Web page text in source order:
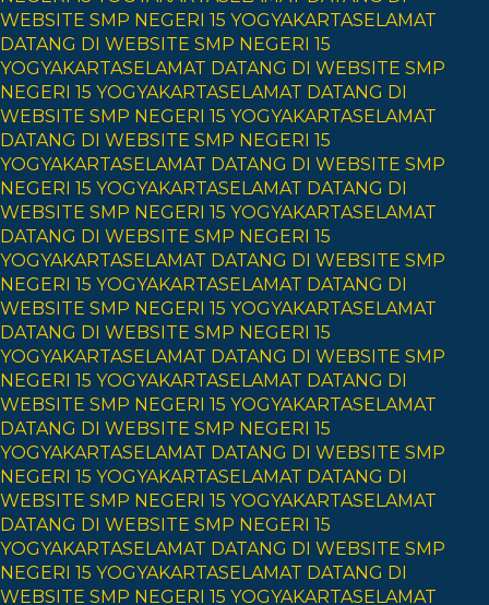
WEBSITE SMP NEGERI 15 YOGYAKARTASELAMAT
DATANG DI WEBSITE SMP NEGERI 15
YOGYAKARTASELAMAT DATANG DI WEBSITE SMP
NEGERI 15 YOGYAKARTASELAMAT DATANG DI
WEBSITE SMP NEGERI 15 YOGYAKARTASELAMAT
DATANG DI WEBSITE SMP NEGERI 15
YOGYAKARTASELAMAT DATANG DI WEBSITE SMP
NEGERI 15 YOGYAKARTASELAMAT DATANG DI
WEBSITE SMP NEGERI 15 YOGYAKARTASELAMAT
DATANG DI WEBSITE SMP NEGERI 15
YOGYAKARTASELAMAT DATANG DI WEBSITE SMP
NEGERI 15 YOGYAKARTASELAMAT DATANG DI
WEBSITE SMP NEGERI 15 YOGYAKARTASELAMAT
DATANG DI WEBSITE SMP NEGERI 15
YOGYAKARTASELAMAT DATANG DI WEBSITE SMP
NEGERI 15 YOGYAKARTASELAMAT DATANG DI
WEBSITE SMP NEGERI 15 YOGYAKARTASELAMAT
DATANG DI WEBSITE SMP NEGERI 15
YOGYAKARTASELAMAT DATANG DI WEBSITE SMP
NEGERI 15 YOGYAKARTASELAMAT DATANG DI
WEBSITE SMP NEGERI 15 YOGYAKARTASELAMAT
DATANG DI WEBSITE SMP NEGERI 15
YOGYAKARTASELAMAT DATANG DI WEBSITE SMP
NEGERI 15 YOGYAKARTASELAMAT DATANG DI
WEBSITE SMP NEGERI 15 YOGYAKARTASELAMAT